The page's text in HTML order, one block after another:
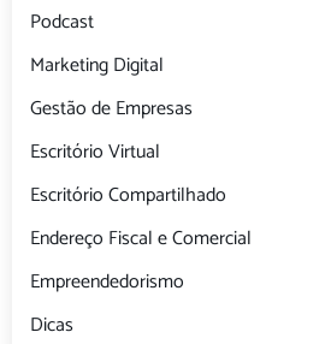
Podcast
Marketing Digital
Gestão de Empresas
Escritório Virtual
Escritório Compartilhado
Endereço Fiscal e Comercial
Empreendedorismo
Dicas